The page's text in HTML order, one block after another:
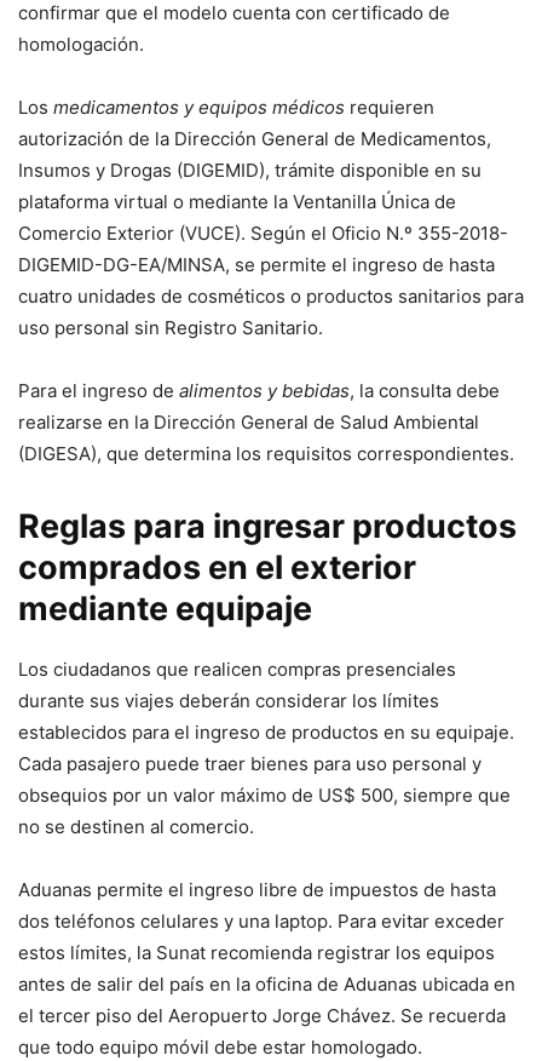
confirmar que el modelo cuenta con certificado de
homologación.
Los medicamentos y equipos médicos requieren
autorización de la Dirección General de Medicamentos,
Insumos y Drogas (DIGEMID), trámite disponible en su
plataforma virtual o mediante la Ventanilla Única de
Comercio Exterior (VUCE). Según el Oficio N.º 355-2018-
DIGEMID-DG-EA/MINSA, se permite el ingreso de hasta
cuatro unidades de cosméticos o productos sanitarios para
uso personal sin Registro Sanitario.
Para el ingreso de alimentos y bebidas, la consulta debe
realizarse en la Dirección General de Salud Ambiental
(DIGESA), que determina los requisitos correspondientes.
Reglas para ingresar productos
comprados en el exterior
mediante equipaje
Los ciudadanos que realicen compras presenciales
durante sus viajes deberán considerar los límites
establecidos para el ingreso de productos en su equipaje.
Cada pasajero puede traer bienes para uso personal y
obsequios por un valor máximo de US$ 500, siempre que
no se destinen al comercio.
Aduanas permite el ingreso libre de impuestos de hasta
dos teléfonos celulares y una laptop. Para evitar exceder
estos límites, la Sunat recomienda registrar los equipos
antes de salir del país en la oficina de Aduanas ubicada en
el tercer piso del Aeropuerto Jorge Chávez. Se recuerda
que todo equipo móvil debe estar homologado.